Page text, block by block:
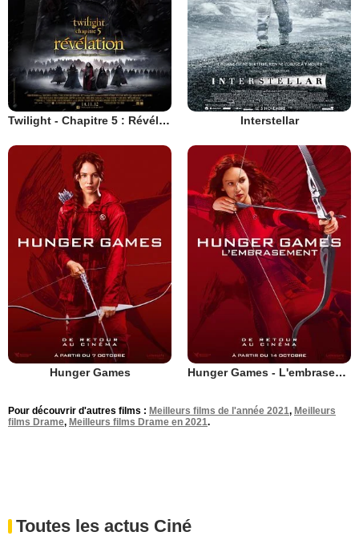
Twilight - Chapitre 5 : Révélation 2e partie Interstellar
Hunger Games Hunger Games - L'embrasement
Pour découvrir d'autres films : Meilleurs films de l'année 2021, Meilleurs
films Drame, Meilleurs films Drame en 2021.
Toutes les actus Ciné